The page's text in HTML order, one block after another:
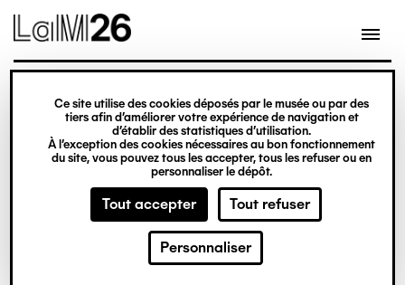
Gestion des cookies
Ce site utilise des cookies déposés par le musée ou par des
tiers afin d’améliorer votre expérience de navigation et
d’établir des statistiques d’utilisation.
À l’exception des cookies nécessaires au bon fonctionnement
du site, vous pouvez tous les accepter, tous les refuser ou en
personnaliser le dépôt.
Tout accepter Tout refuser
Personnaliser
Aller
au
contenu
principal
exposition
Du 20 février 2026
au 31 décembre 2027
Obsession
Billetterie